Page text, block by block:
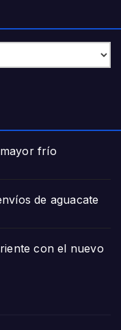
frío
de aguacate
con el nuevo